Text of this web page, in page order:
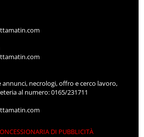
annunci, necrologi, offro e cerco lavoro,
al numero: 0165/231711
DI PUBBLICITÀ